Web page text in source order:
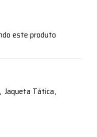
este produto
, Jaqueta Tática,